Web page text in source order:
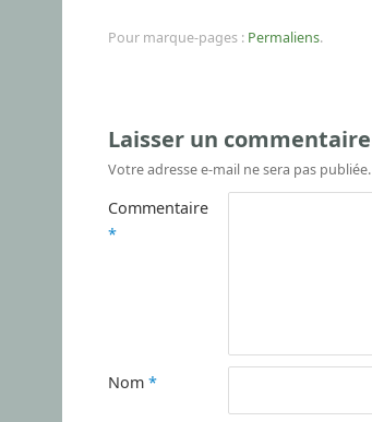
Pour marque-pages : Permaliens.
Laisser un commentaire
Votre adresse e-mail ne sera pas publiée.
Commentaire
*
Nom *